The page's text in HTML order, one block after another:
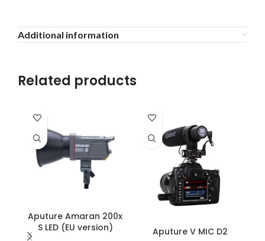
Additional information
Related products
Aputure Amaran 200x
S LED (EU version)
Aputure V MIC D2